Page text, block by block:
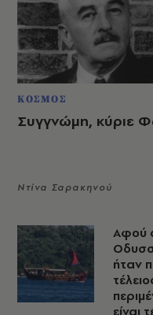
ΚΟΣΜΟΣ
Συγγνώμη, κύριε
Ντίνα Σαρακηνού
Αφού
ήταν
είναι